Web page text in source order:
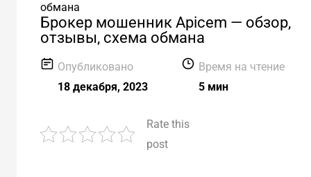
обмана
Брокер мошенник Apicem — обзор,
отзывы, схема обмана
Опубликовано
18 декабря, 2023
Время на чтение
5 мин
Rate this
post